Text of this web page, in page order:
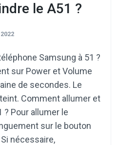
le A51 ?
Samsung à 51 ?
sur Power et Volume
de secondes. Le
Comment allumer et
? Pour allumer le
sur le bouton
nécessaire,